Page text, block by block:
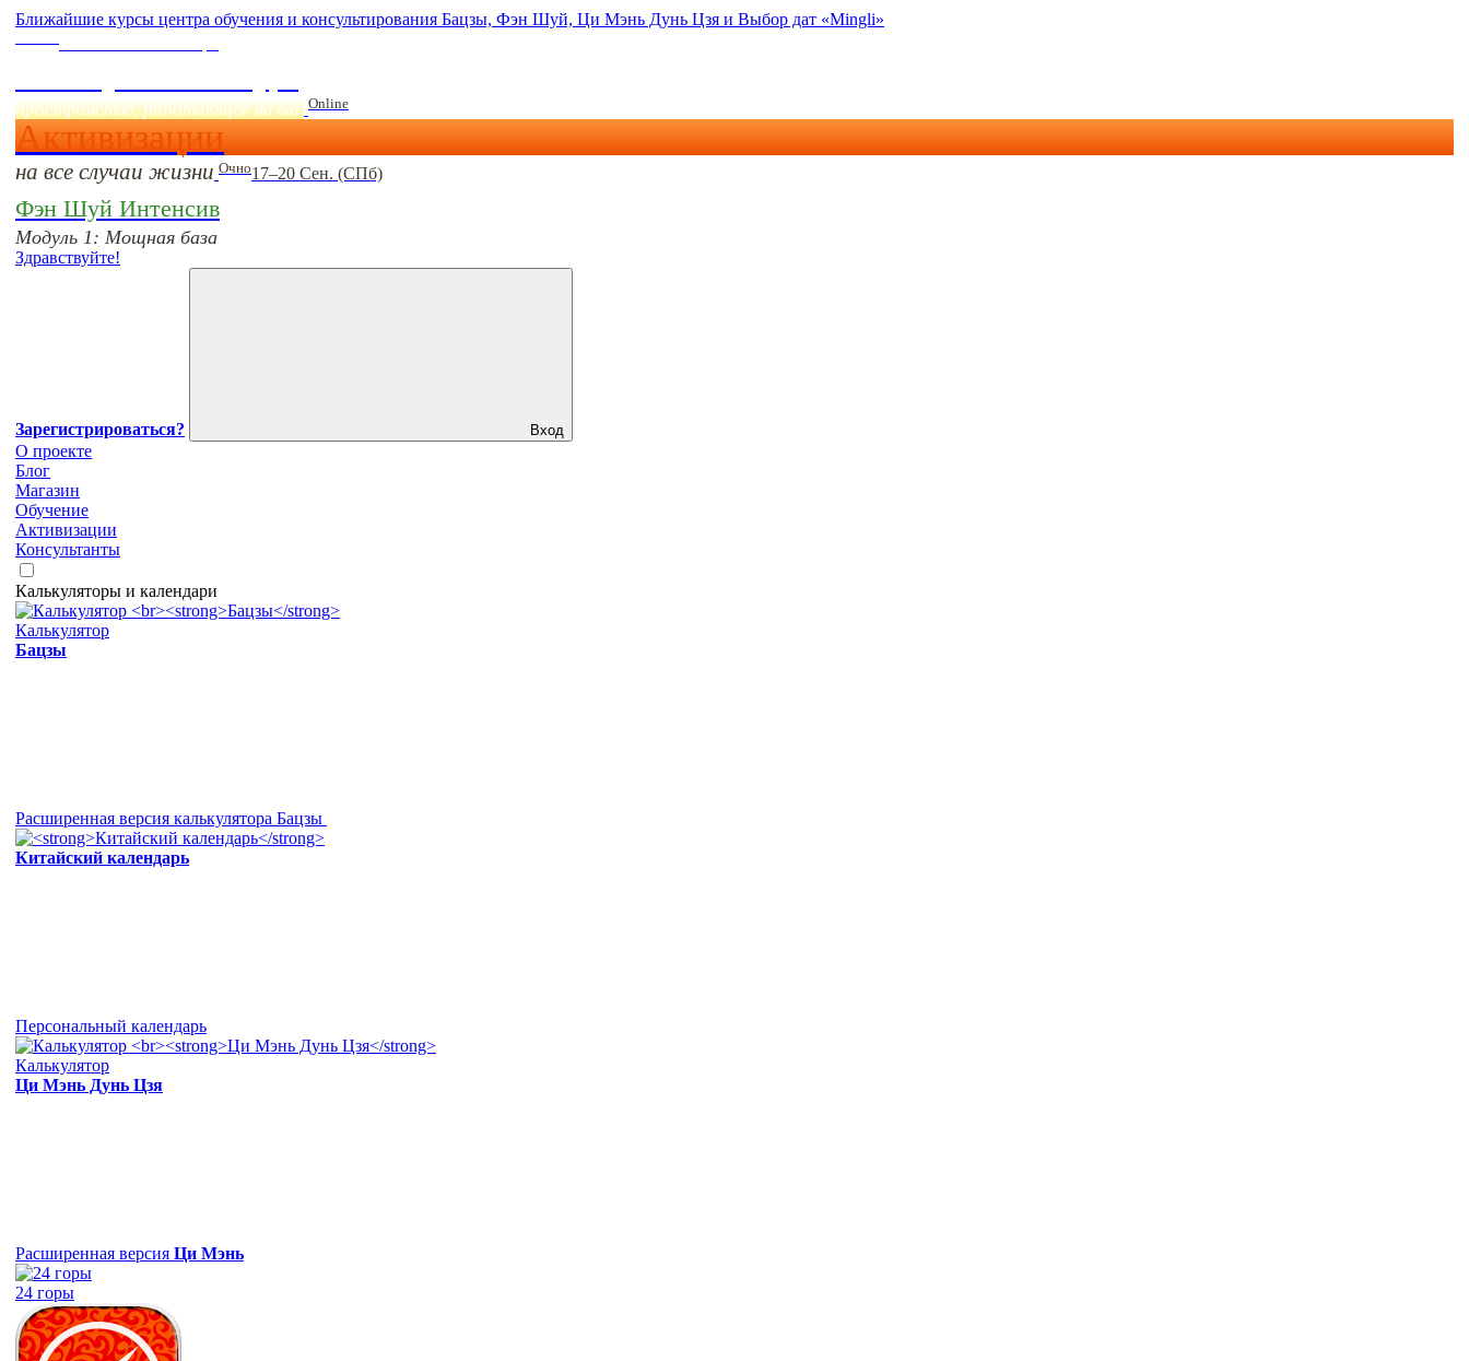
Ближайшие курсы центра обучения и консультирования Бацзы, Фэн Шуй, Ци Мэнь Дунь Цзя и Выбор дат «Mingli»
пространство, работающее на вас Online
Активизации
на все случаи жизни Очно17–20 Сен. (СПб)
Фэн Шуй Интенсив
Модуль 1: Мощная база
Здравствуйте!
Зарегистрироваться? Вход
О проекте
Блог
Магазин
Обучение
Активизации
Консультанты
Калькуляторы и календари
Калькулятор
Бацзы
Расширенная версия калькулятора Бацзы
Китайский календарь
Персональный календарь
Калькулятор
Ци Мэнь Дунь Цзя
Расширенная версия Ци Мэнь
24 горы